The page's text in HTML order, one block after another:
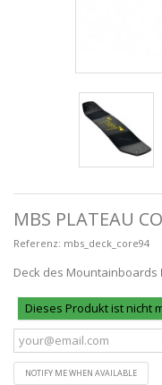
MBS PLATEAU
Referenz: mbs_deck_core94
Deck des Mountainboards
Dieses Produkt ist nicht
NOTIFY ME WHEN AVAILABLE